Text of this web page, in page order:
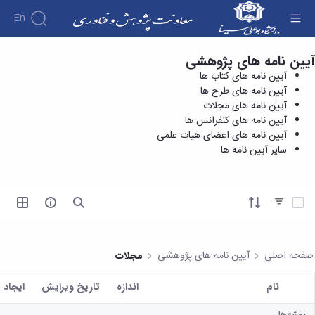
En
درباره
معاونت
درباره
معرفی
معاون
اهداف
و
قبلی
امور
پژوهشی
رئیس
کتابخانه
پژوهش
پژوهش
هفته
پژوهش
و
ها
های
تحقیقاتی
فناوری و
کارآفرینی
مدیریت
کارگروه‌ها
مدیریت‌ها
امور
پژوهشی
و
مرکز
اسناد
دفتر
کاربرگ
فرم
ها
آیین
های
آیین نامه های طرح ها - معاونت پژوهش و فناوری
آیین نامه های پژوهشی
آیین نامه های کتاب ها
آیین نامه های طرح ها
آیین نامه های مجلات
آیین نامه های کنفرانس ها
آیین نامه های اعضای هیات علمی
سایر آیین نامه ها
آیتم ها را انتخاب کنید
صفحه اصلی آیین نامه های پژوهشی مجلات
کاربر انتخاب شده
نام اندازه تاریخ ویرایش